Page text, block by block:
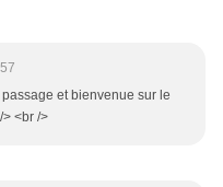
et bienvenue sur le
> <br />